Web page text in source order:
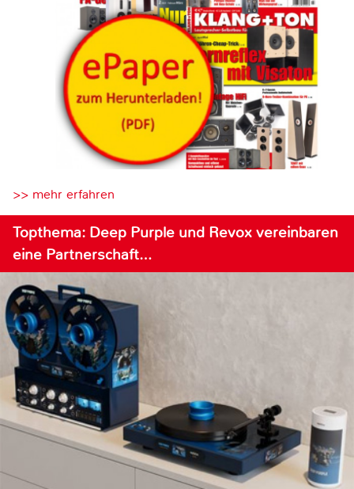
>> mehr erfahren
Topthema: Deep Purple und Revox vereinbaren
eine Partnerschaft…